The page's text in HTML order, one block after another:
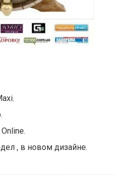
.
, в новом дизайне.